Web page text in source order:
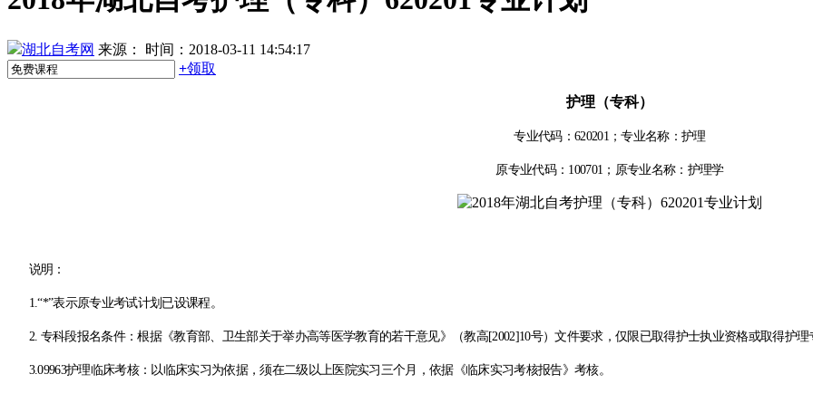
湖北自考网 来源：
时间：2018-03-11 14:54:17
+领取
护理（专科）
专业代码： 620201 ；专业名称：护理
原专业代码： 100701 ；原专业名称：护理学
说明：
1.“*”表示原专业考试计划已设课程。
2. 专科段报名条件：根据《教育部、卫生部关于举办高等医学教育的若干意见》（教高[2002]10号）文件要求，仅限已取得护士执业资格或取得护
3.09963护理临床考核：以临床实习为依据，须在二级以上医院实习三个月，依据《临床实习考核报告》考核。